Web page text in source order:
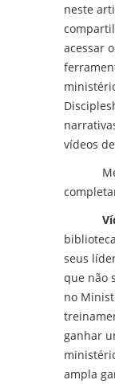
neste
acessar
vídeos
seus
que não
no
ganhar
ampla